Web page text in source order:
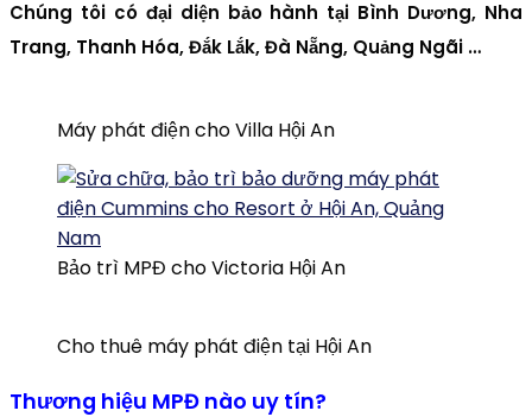
Chúng tôi có đại diện bảo hành tại Bình Dương, Nha
Trang, Thanh Hóa, Đắk Lắk, Đà Nẵng, Quảng Ngãi …
Máy phát điện cho Villa Hội An
Bảo trì MPĐ cho Victoria Hội An
Cho thuê máy phát điện tại Hội An
Thương hiệu MPĐ nào uy tín?